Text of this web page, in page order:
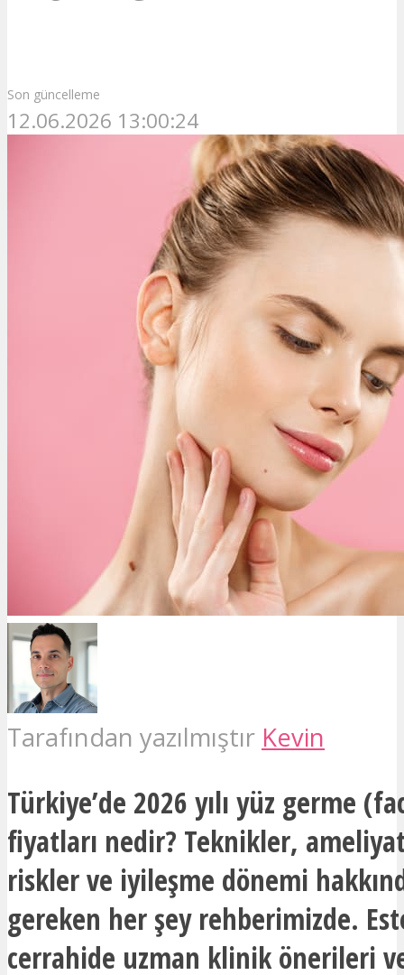
Son güncelleme
12.06.2026 13:00:24
Tarafından yazılmıştır Kevin
Türkiye’de 2026 yılı yüz germe
fiyatları nedir? Teknikler,
riskler ve iyileşme dönemi
gereken her şey rehberimizde.
cerrahide uzman klinik önerileri